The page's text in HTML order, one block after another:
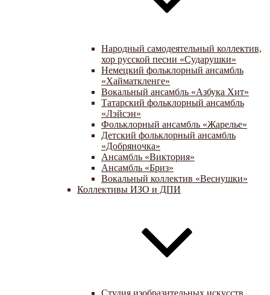
Народный самодеятельный коллектив,
хор русской песни «Сударушки»
Немецкий фольклорный ансамбль
«Хайматкленге»
Вокальный ансамбль «Азбука Хит»
Татарский фольклорный ансамбль
«Лэйсэн»
Фольклорный ансамбль «Жарелье»
Детский фольклорный ансамбль
«Добряночка»
Ансамбль «Виктория»
Ансамбль «Бриз»
Вокальный коллектив «Веснушки»
Коллективы ИЗО и ДПИ
Студия изобразительных искусств